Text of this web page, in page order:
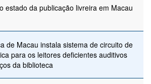
estado da publicação livreira em Macau
de Macau instala sistema de circuito de
para os leitores deficientes auditivos
da biblioteca